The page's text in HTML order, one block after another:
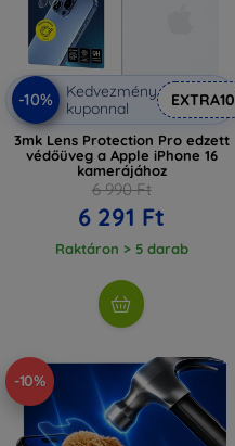
-10%
Kedvezmény
kuponnal
EXTRA10
3mk Lens Protection Pro edzett
védőüveg a Apple iPhone 16
kamerájához
6 990 Ft
6 291 Ft
Raktáron > 5 darab
-10%